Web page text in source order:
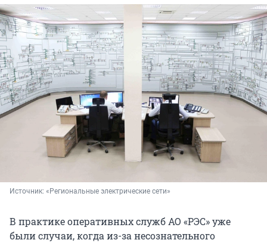
Источник: «Региональные электрические сети»
В практике оперативных служб АО «РЭС» уже
были случаи, когда из-за несознательного